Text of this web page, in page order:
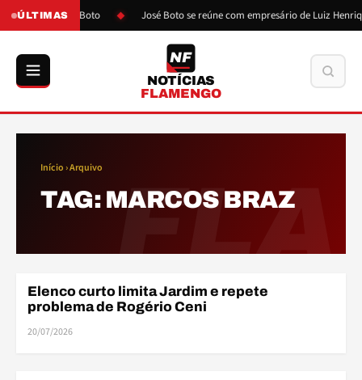
ÚLTIMAS
pressão de Boto José Boto se reúne com empresário de Luiz
NF
NOTÍCIAS
FLAMENGO
FLA
Início › Arquivo
TAG: MARCOS BRAZ
ELENCO
Elenco curto limita Jardim e repete
problema de Rogério Ceni
20/07/2026